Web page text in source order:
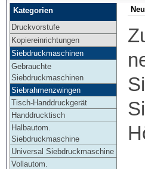
Kategorien
Druckvorstufe
Kopiereinrichtungen
Siebdruckmaschinen
Gebrauchte
Siebdruckmaschinen
Siebrahmenzwingen
Tisch-Handdruckgerät
Handdrucktisch
Halbautom.
Siebdruckmaschine
Universal Siebdruckmaschine
Vollautom.